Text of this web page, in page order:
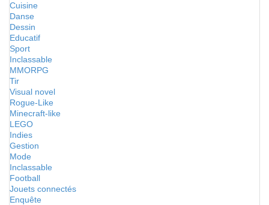
Cuisine
Danse
Dessin
Educatif
Sport
Inclassable
MMORPG
Tir
Visual novel
Rogue-Like
Minecraft-like
LEGO
Indies
Gestion
Mode
Inclassable
Football
Jouets connectés
Enquête